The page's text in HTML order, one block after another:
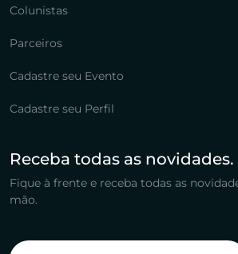
Colunistas
Parceiros
Cadastre seu Evento
Cadastre seu Perfil
Receba todas as novidades.
Fique à frente e receba todas as
mão.